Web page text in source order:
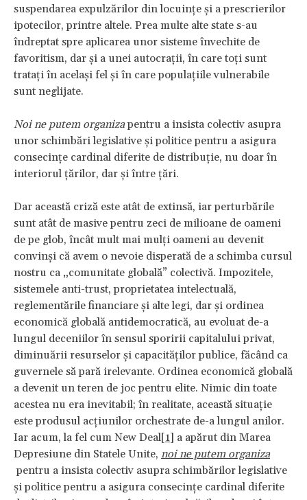
suspendarea expulzărilor din locuințe și a prescrierilor
ipotecilor, printre altele. Prea multe alte state s-au
îndreptat spre aplicarea unor sisteme învechite de
favoritism, dar și a unei autocrații, în care toți sunt
tratați în același fel și în care populațiile vulnerabile
sunt neglijate.
Noi ne putem organizapentru a insista colectiv asupra
unor schimbări legislative și politice pentru a asigura
consecințe cardinal diferite de distribuție, nu doar în
interiorul țărilor, dar și între țări.
Dar această criză este atât de extinsă, iar perturbările
sunt atât de masive pentru zeci de milioane de oameni
de pe glob, încât mult mai mulți oameni au devenit
convinși că avem o nevoie disperată de a schimba cursul
nostru ca „comunitate globală” colectivă. Impozitele,
sistemele anti-trust, proprietatea intelectuală,
reglementările financiare și alte legi, dar și ordinea
economică globală antidemocratică, au evoluat de-a
lungul deceniilor în sensul sporirii capitalului privat,
diminuării resurselor și capacităților publice, făcând ca
guvernele să pară irelevante. Ordinea economică globală
a devenit un teren de joc pentru elite. Nimic din toate
acestea nu era inevitabil; în realitate, această situație
este produsul acțiunilor orchestrate de-a lungul anilor.
Iar acum, la fel cum New Deal[1] a apărut din Marea
Depresiune din Statele Unite, noi ne putem organiza
pentru a insista colectiv asupra schimbărilor legislative
și politice pentru a asigura consecințe cardinal diferite